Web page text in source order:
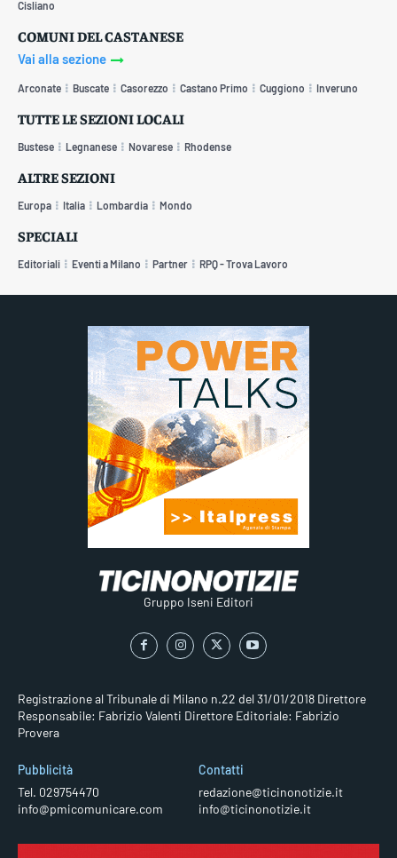
Cisliano
COMUNI DEL CASTANESE
Vai alla sezione
Arconate Buscate Casorezzo Castano Primo Cuggiono Inveruno
TUTTE LE SEZIONI LOCALI
Bustese Legnanese Novarese Rhodense
ALTRE SEZIONI
Europa Italia Lombardia Mondo
SPECIALI
Editoriali Eventi a Milano Partner RPQ - Trova Lavoro
Gruppo Iseni Editori
Registrazione al Tribunale di Milano n.22 del 31/01/2018 Direttore
Responsabile: Fabrizio Valenti Direttore Editoriale: Fabrizio
Provera
Pubblicità
Tel. 029754470
info@pmicomunicare.com
Contatti
redazione@ticinonotizie.it
info@ticinonotizie.it